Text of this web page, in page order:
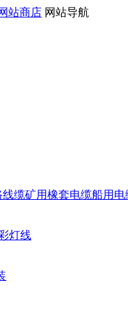
站商店 网站导航
线缆矿用橡套电缆船用电
灯线